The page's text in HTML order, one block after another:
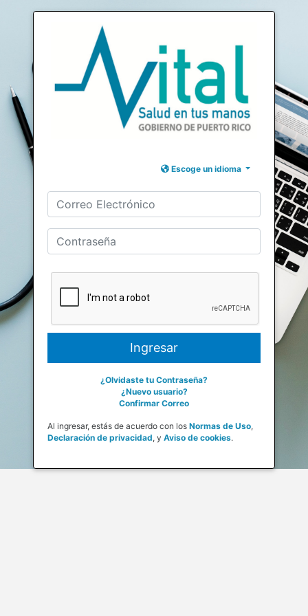
Escoge un idioma
¿Olvidaste tu Contraseña?
¿Nuevo usuario?
Confirmar Correo
Al ingresar, estás de acuerdo con los Normas de Uso,
Declaración de privacidad, y Aviso de cookies.